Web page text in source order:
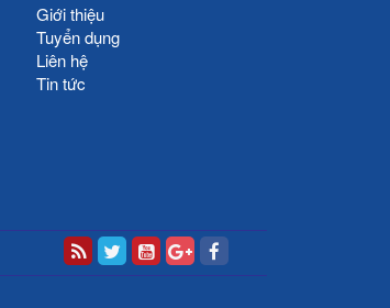
Giới thiệu
Tuyển dụng
Liên hệ
Tin tức